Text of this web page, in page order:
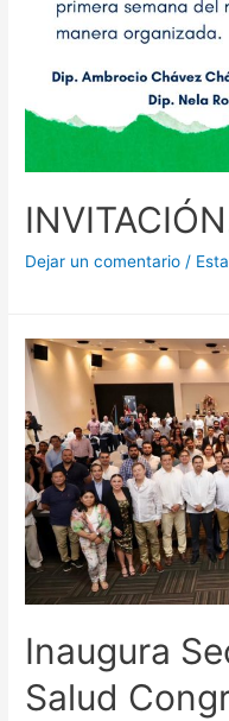
Dejar un comentario /
Inaugura
Salud